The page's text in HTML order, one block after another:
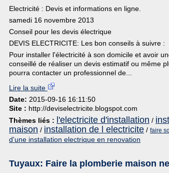
Electricité : Devis et informations en ligne.
samedi 16 novembre 2013
Conseil pour les devis électrique
DEVIS ELECTRICITE: Les bon conseils à suivre :
Pour installer l'électricité à son domicile et avoir
conseillé de réaliser un devis estimatif ou même
pourra contacter un professionnel de...
Lire la suite
Date: 2015-09-16 16:11:50
Site : http://deviselectricite.blogspot.com
Thèmes liés :
l'electricite d'installation /
maison / installation de l electricite / faire
d'une installation electrique en renovation
Tuyaux: Faire la plomberie maison